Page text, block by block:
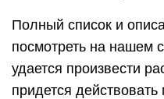
Полный список и
посмотреть на нашем
удается произвести
придется